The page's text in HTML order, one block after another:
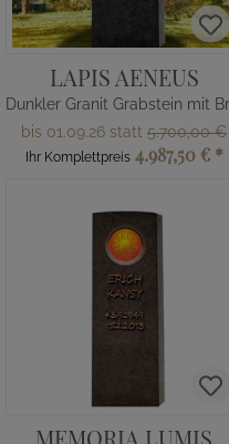
LAPIS AENEUS
bis 01.09.26 statt 5.700,00 €
Ihr Komplettpreis 4.987,50 € *
MEMORIA LUMIS